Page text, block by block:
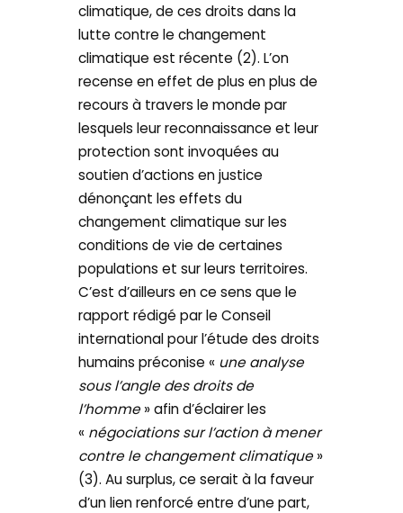
climatique, de ces droits dans la
lutte contre le changement
climatique est récente (2). L’on
recense en effet de plus en plus de
recours à travers le monde par
lesquels leur reconnaissance et leur
protection sont invoquées au
soutien d’actions en justice
dénonçant les effets du
changement climatique sur les
conditions de vie de certaines
populations et sur leurs territoires.
C’est d’ailleurs en ce sens que le
rapport rédigé par le Conseil
international pour l’étude des droits
humains préconise « une analyse
sous l’angle des droits de
l’homme» afin d’éclairer les
« négociations sur l’action à mener
contre le changement climatique»
(3). Au surplus, ce serait à la faveur
d’un lien renforcé entre d’une part,